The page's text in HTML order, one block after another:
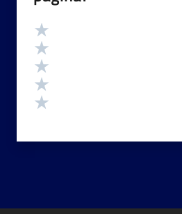
Valutazione